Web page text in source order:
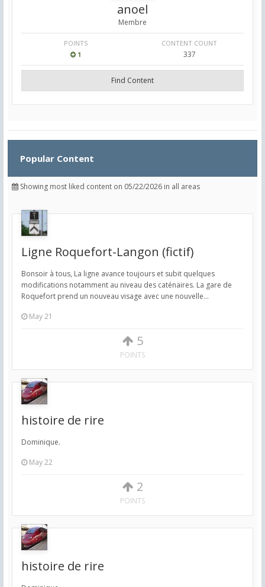
anoel
Membre
POINTS
1
CONTENT COUNT
337
Find Content
Popular Content
Showing most liked content on 05/22/2026 in all areas
5
POINTS
Ligne Roquefort-Langon (fictif)
Bonsoir à tous, La ligne avance toujours et subit quelques
modifications notamment au niveau des caténaires. La gare de
Roquefort prend un nouveau visage avec une nouvelle...
May 21
2
POINTS
histoire de rire
Dominique.
May 22
histoire de rire